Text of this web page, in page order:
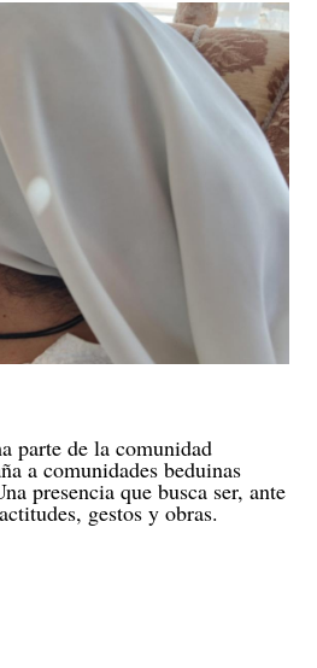
parte de la comunidad
a comunidades beduinas
presencia que busca ser, ante
gestos y obras.